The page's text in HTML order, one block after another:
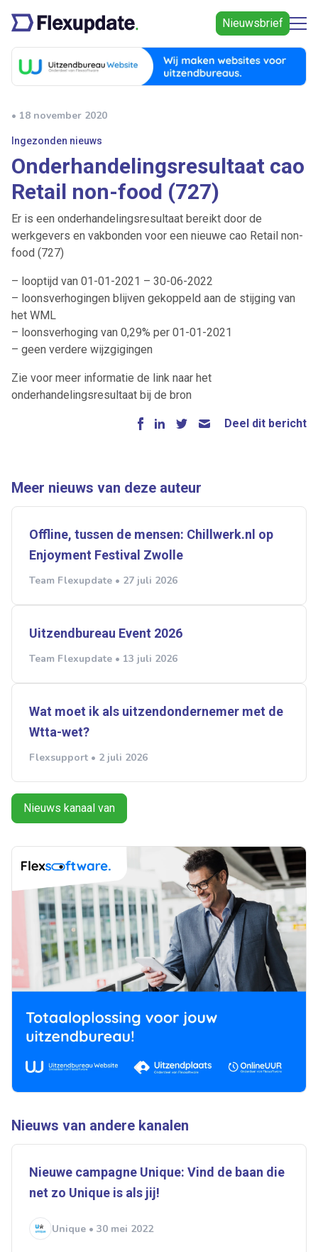
Nieuwsbrief
• 18 november 2020
Ingezonden nieuws
Onderhandelingsresultaat cao
Retail non-food (727)
Er is een onderhandelingsresultaat bereikt door de
werkgevers en vakbonden voor een nieuwe cao Retail non-
food (727)
– looptijd van 01-01-2021 – 30-06-2022
– loonsverhogingen blijven gekoppeld aan de stijging van
het WML
– loonsverhoging van 0,29% per 01-01-2021
– geen verdere wijzgigingen
Zie voor meer informatie de link naar het
onderhandelingsresultaat bij de bron
Deel dit bericht
Meer nieuws van deze auteur
Offline, tussen de mensen: Chillwerk.nl op
Enjoyment Festival Zwolle
Team Flexupdate • 27 juli 2026
Uitzendbureau Event 2026
Team Flexupdate • 13 juli 2026
Wat moet ik als uitzendondernemer met de
Wtta-wet?
Flexsupport • 2 juli 2026
Nieuws kanaal van
Nieuws van andere kanalen
Nieuwe campagne Unique: Vind de baan die
net zo Unique is als jij!
Unique • 30 mei 2022
Ontvang vacatures direct in
Alerts ontvangen
Artikelen zoeken
Alles Ingezonden ABU
Normering Arbeid
ZiPconomy